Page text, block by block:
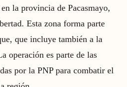
la provincia de Pacasmayo,
Esta zona forma parte
que incluye también a la
operación es parte de las
por la PNP para combatir el